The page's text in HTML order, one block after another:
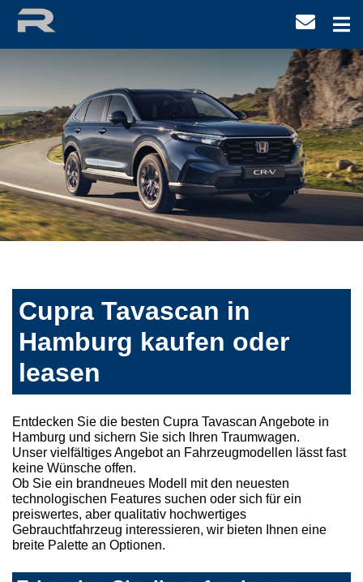
Cupra Tavascan in
Hamburg kaufen oder
leasen
Entdecken Sie die besten Cupra Tavascan Angebote in
Hamburg und sichern Sie sich Ihren Traumwagen.
Unser vielfältiges Angebot an Fahrzeugmodellen lässt fast
keine Wünsche offen.
Ob Sie ein brandneues Modell mit den neuesten
technologischen Features suchen oder sich für ein
preiswertes, aber qualitativ hochwertiges
Gebrauchtfahrzeug interessieren, wir bieten Ihnen eine
breite Palette an Optionen.